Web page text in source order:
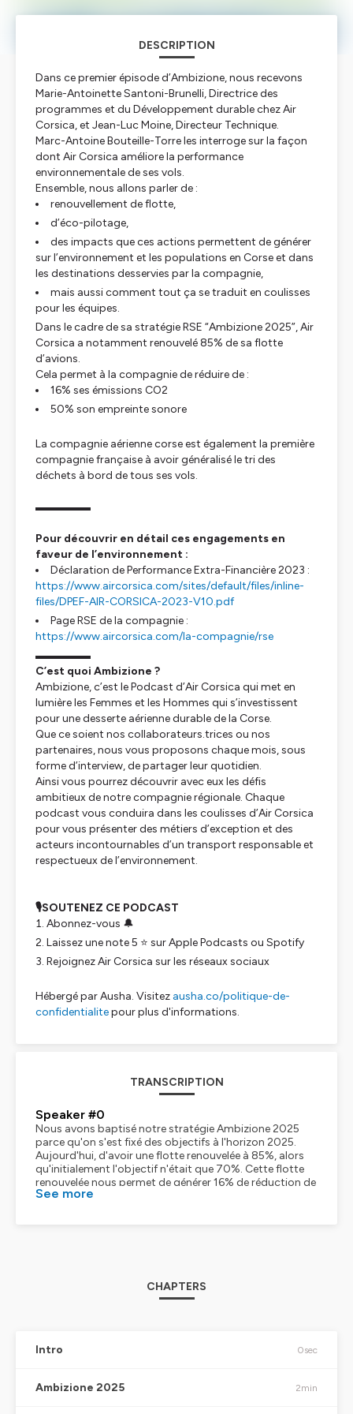
DESCRIPTION
Dans ce premier épisode d’Ambizione, nous recevons
Marie-Antoinette Santoni-Brunelli, Directrice des
programmes et du Développement durable chez Air
Corsica, et Jean-Luc Moine, Directeur Technique.
Marc-Antoine Bouteille-Torre les interroge sur la façon
dont Air Corsica améliore la performance
environnementale de ses vols.
Ensemble, nous allons parler de :
renouvellement de flotte,
d’éco-pilotage,
des impacts que ces actions permettent de générer
sur l’environnement et les populations en Corse et dans
les destinations desservies par la compagnie,
mais aussi comment tout ça se traduit en coulisses
pour les équipes.
Dans le cadre de sa stratégie RSE “Ambizione 2025”, Air
Corsica a notamment renouvelé 85% de sa flotte
d’avions.
Cela permet à la compagnie de réduire de :
16% ses émissions CO2
50% son empreinte sonore
La compagnie aérienne corse est également la première
compagnie française à avoir généralisé le tri des
déchets à bord de tous ses vols.
▬▬▬▬▬
Pour découvrir en détail ces engagements en
faveur de l’environnement :
Déclaration de Performance Extra-Financière 2023 :
https://www.aircorsica.com/sites/default/files/inline-
files/DPEF-AIR-CORSICA-2023-V10.pdf
Page RSE de la compagnie :
https://www.aircorsica.com/la-compagnie/rse
▬▬▬▬▬
C’est quoi Ambizione ?
Ambizione, c’est le Podcast d’Air Corsica qui met en
lumière les Femmes et les Hommes qui s’investissent
pour une desserte aérienne durable de la Corse.
Que ce soient nos collaborateurs.trices ou nos
partenaires, nous vous proposons chaque mois, sous
forme d’interview, de partager leur quotidien.
Ainsi vous pourrez découvrir avec eux les défis
ambitieux de notre compagnie régionale. Chaque
podcast vous conduira dans les coulisses d’Air Corsica
pour vous présenter des métiers d’exception et des
acteurs incontournables d’un transport responsable et
respectueux de l’environnement.
🎙SOUTENEZ CE PODCAST
Abonnez-vous 🔔
Laissez une note 5 ⭐ sur Apple Podcasts ou Spotify
Rejoignez Air Corsica sur les réseaux sociaux
Hébergé par Ausha. Visitez ausha.co/politique-de-
confidentialitepour plus d'informations.
TRANSCRIPTION
Speaker #0
Nous avons baptisé notre stratégie Ambizione 2025
parce qu'on s'est fixé des objectifs à l'horizon 2025.
Aujourd'hui, d'avoir une flotte renouvelée à 85%, alors
qu'initialement l'objectif n'était que 70%. Cette flotte
renouvelée nous permet de générer 16% de réduction de
nos émissions CO2 parce que forcément, moins de
Oui, pendant les travaux, les opérations continuent.
Speaker #0
Speaker #1
See more
CHAPTERS
Intro 0sec
Ambizione 2025 2min